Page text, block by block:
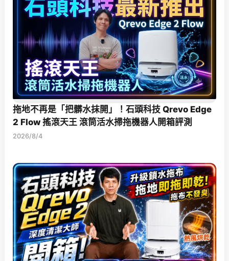
拖地不再是「把髒水抹開」！石頭科技 Qrevo Edge
2 Flow 搖滾天王 滾筒活水掃拖機器人開箱評測
2026/8/4